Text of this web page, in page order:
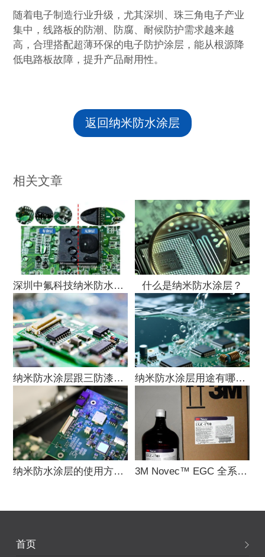
随着电子制造行业升级，尤其深圳、珠三角电子产业
集中，线路板的防潮、防腐、耐候防护需求越来越
高，合理搭配超薄环保的电子防护涂层，能从根源降
低电路板故障，提升产品耐用性。
返回纳米防水涂层
相关文章
深圳中氟科技纳米防水涂层全系列型号功能特点应 什么是纳米防水涂层？
纳米防水涂层跟三防漆的区别是什么？ 纳米防水涂层用途有哪些？
纳米防水涂层的使用方法是什么？ 3M Novec™ EGC 全系列电子涂层官
首页